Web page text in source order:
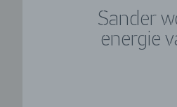
Sander
energie